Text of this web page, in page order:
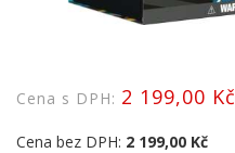
Cena s DPH: 2 199,00 Kč
Cena bez DPH: 2 199,00 Kč